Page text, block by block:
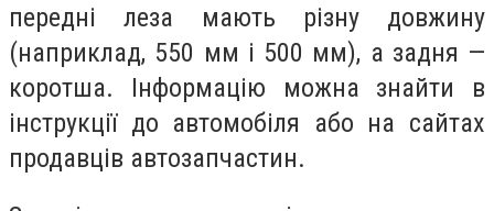
передні леза мають різну довжину
(наприклад, 550 мм і 500 мм), а задня —
коротша. Інформацію можна знайти в
інструкції до автомобіля або на сайтах
продавців автозапчастин.